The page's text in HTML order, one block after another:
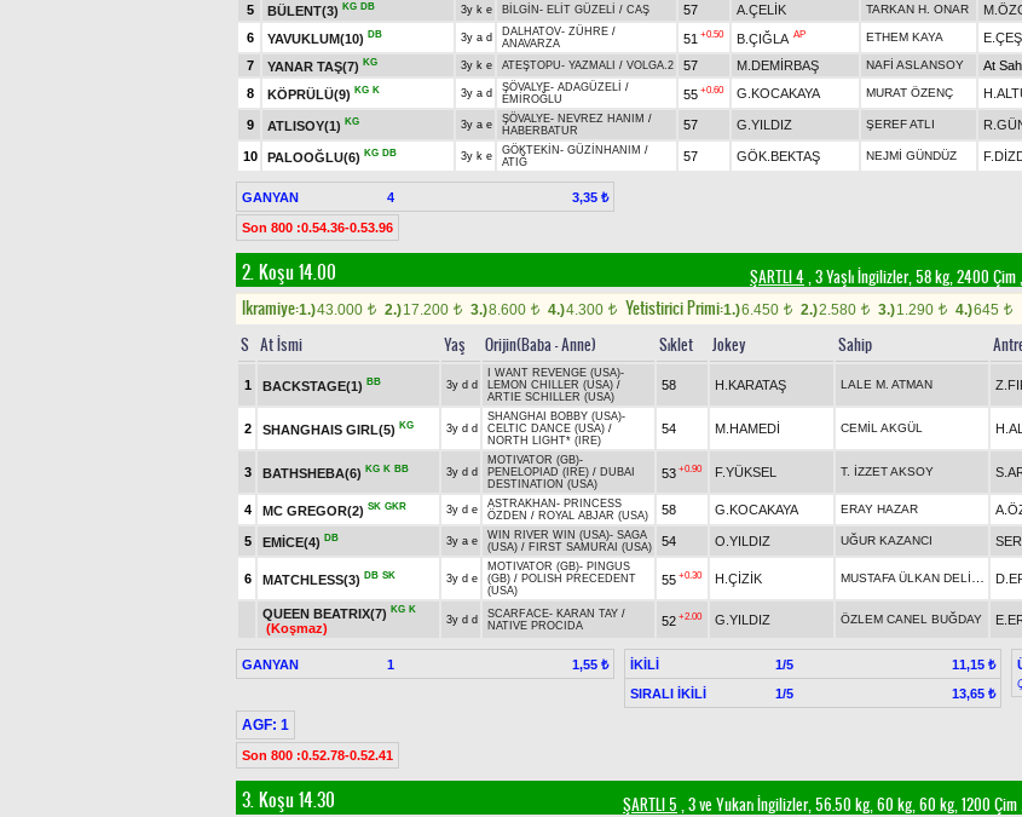
5
BÜLENT(3) KG DB 3y k e BİLGİN - ELİT GÜZELİ / CAŞ 57 A.ÇELİK TARKAN H. ONAR
6
YAVUKLUM(10) DB 3y a d DALHATOV- ZÜHRE /
ANAVARZA
51 +0.50 B.ÇIĞLA AP ETHEM KAYA
7
YANAR TAŞ(7) KG 3y k e ATEŞTOPU- YAZMALI / VOLGA.2 57 M.DEMİRBAŞ NAFİ ASLANSOY At
8
KÖPRÜLÜ(9) KG K 3y a d ŞÖVALYE- ADAGÜZELİ /
EMİROĞLU
55 +0.60 G.KOCAKAYA MURAT ÖZENÇ
9 ATLISOY(1) KG 3y a e ŞÖVALYE- NEVREZ HANIM /
HABERBATUR
57 G.YILDIZ ŞEREF ATLI
10 PALOOĞLU(6) KG DB 3y k e GÖKTEKİN - GÜZİNHANIM /
ATIĞ
57 GÖK.BEKTAŞ NEJMİ GÜNDÜZ
GANYAN 4 3,35 ₺
Son 800 :0.54.36-0.53.96
2. Koşu 14.00 ŞARTLI 4, 3 Yaşlı İngilizler, 58 kg, 2400 Çim,
Ikramiye:1.)43.000 t 2.)17.200 t 3.)8.600 t 4.)4.300 t Yetistirici Primi:1.)6.450 t 2.)2.580 t 3.)1.290 t 4.)645 t
S At İsmi Yaş Orijin(Baba - Anne) Sıklet Jokey Sahip
1 BACKSTAGE(1) BB 3y d d
I WANT REVENGE (USA)-
LEMON CHILLER (USA) /
ARTIE SCHILLER (USA)
58 H.KARATAŞ LALE M. ATMAN
2 SHANGHAIS GIRL(5) KG 3y d d
SHANGHAI BOBBY (USA)-
CELTIC DANCE (USA) /
NORTH LIGHT* (IRE)
54 M.HAMEDİ CEMİL AKGÜL
3 BATHSHEBA(6) KG K BB 3y d d
MOTIVATOR (GB)-
PENELOPIAD (IRE) / DUBAI
DESTINATION (USA)
53 +0.90 F.YÜKSEL T. İZZET AKSOY
4 MC GREGOR(2) SK GKR 3y d e ASTRAKHAN - PRINCESS
ÖZDEN / ROYAL ABJAR (USA) 58 G.KOCAKAYA ERAY HAZAR
5 EMİCE(4) DB 3y a e WIN RIVER WIN (USA)- SAGA
(USA) / FIRST SAMURAI (USA) 54 O.YILDIZ UĞUR KAZANCI
6 MATCHLESS(3) DB SK 3y d e
MOTIVATOR (GB)- PINGUS
(GB) / POLISH PRECEDENT
(USA)
55 +0.30 H.ÇİZİK
QUEEN BEATRIX(7) KG K
(Koşmaz)
3y d d SCARFACE- KARAN TAY /
NATIVE PROCIDA
52 +2.00 G.YILDIZ ÖZLEM CANEL BUĞDAY
GANYAN 1 1,55 ₺ İKİLİ 1/5
11,15 ₺
SIRALI İKİLİ
1/5 13,65 ₺
AGF: 1
Son 800 :0.52.78-0.52.41
3. Koşu 14.30 ŞARTLI 5 , 3 ve Yukarı İngilizler, 56.50 kg, 60 kg, 60 kg, 1200 Çim